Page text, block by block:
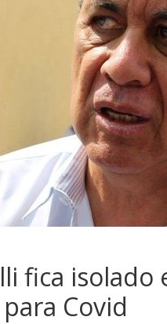
fica
Covid